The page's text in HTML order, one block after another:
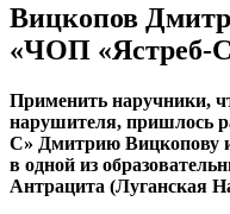
Вицкопов
«ЧОП «Ястреб-
Применить наручники,
нарушителя, пришлось
С» Дмитрию Вицкопову
в одной из
Антрацита (Луганская